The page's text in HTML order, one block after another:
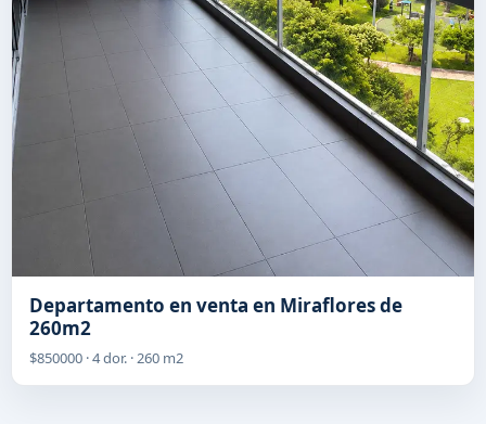
Departamento en venta en Miraflores de
260m2
$850000 · 4 dor. · 260 m2